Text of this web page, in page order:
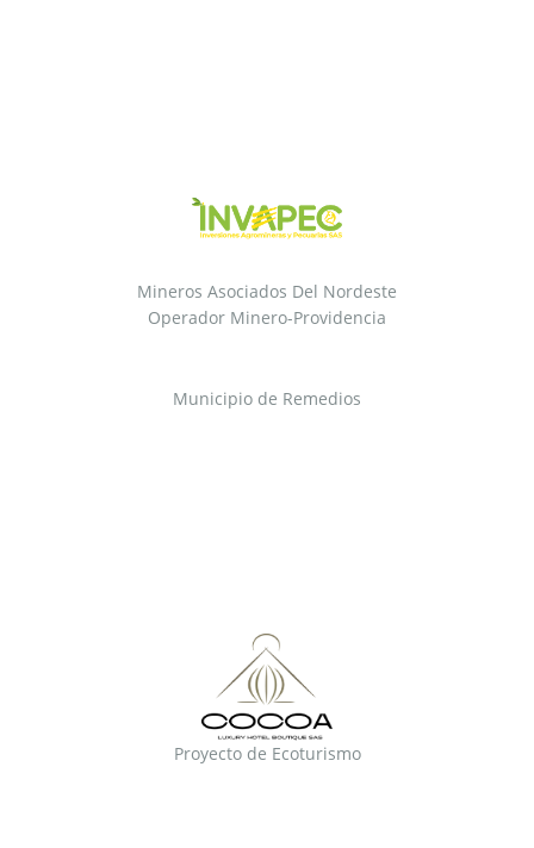
Mineros Asociados Del Nordeste
Operador Minero-Providencia
Municipio de Remedios
Proyecto de Ecoturismo